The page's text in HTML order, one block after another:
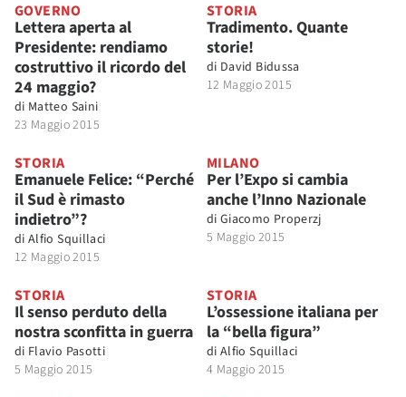
GOVERNO
Lettera aperta al
Presidente: rendiamo
costruttivo il ricordo del
24 maggio?
di Matteo Saini
23 Maggio 2015
STORIA
Tradimento. Quante
storie!
di David Bidussa
12 Maggio 2015
STORIA
Emanuele Felice: “Perché
il Sud è rimasto
indietro”?
di Alfio Squillaci
12 Maggio 2015
MILANO
Per l’Expo si cambia
anche l’Inno Nazionale
di Giacomo Properzj
5 Maggio 2015
STORIA
Il senso perduto della
nostra sconfitta in guerra
di Flavio Pasotti
5 Maggio 2015
STORIA
L’ossessione italiana per
la “bella figura”
di Alfio Squillaci
4 Maggio 2015